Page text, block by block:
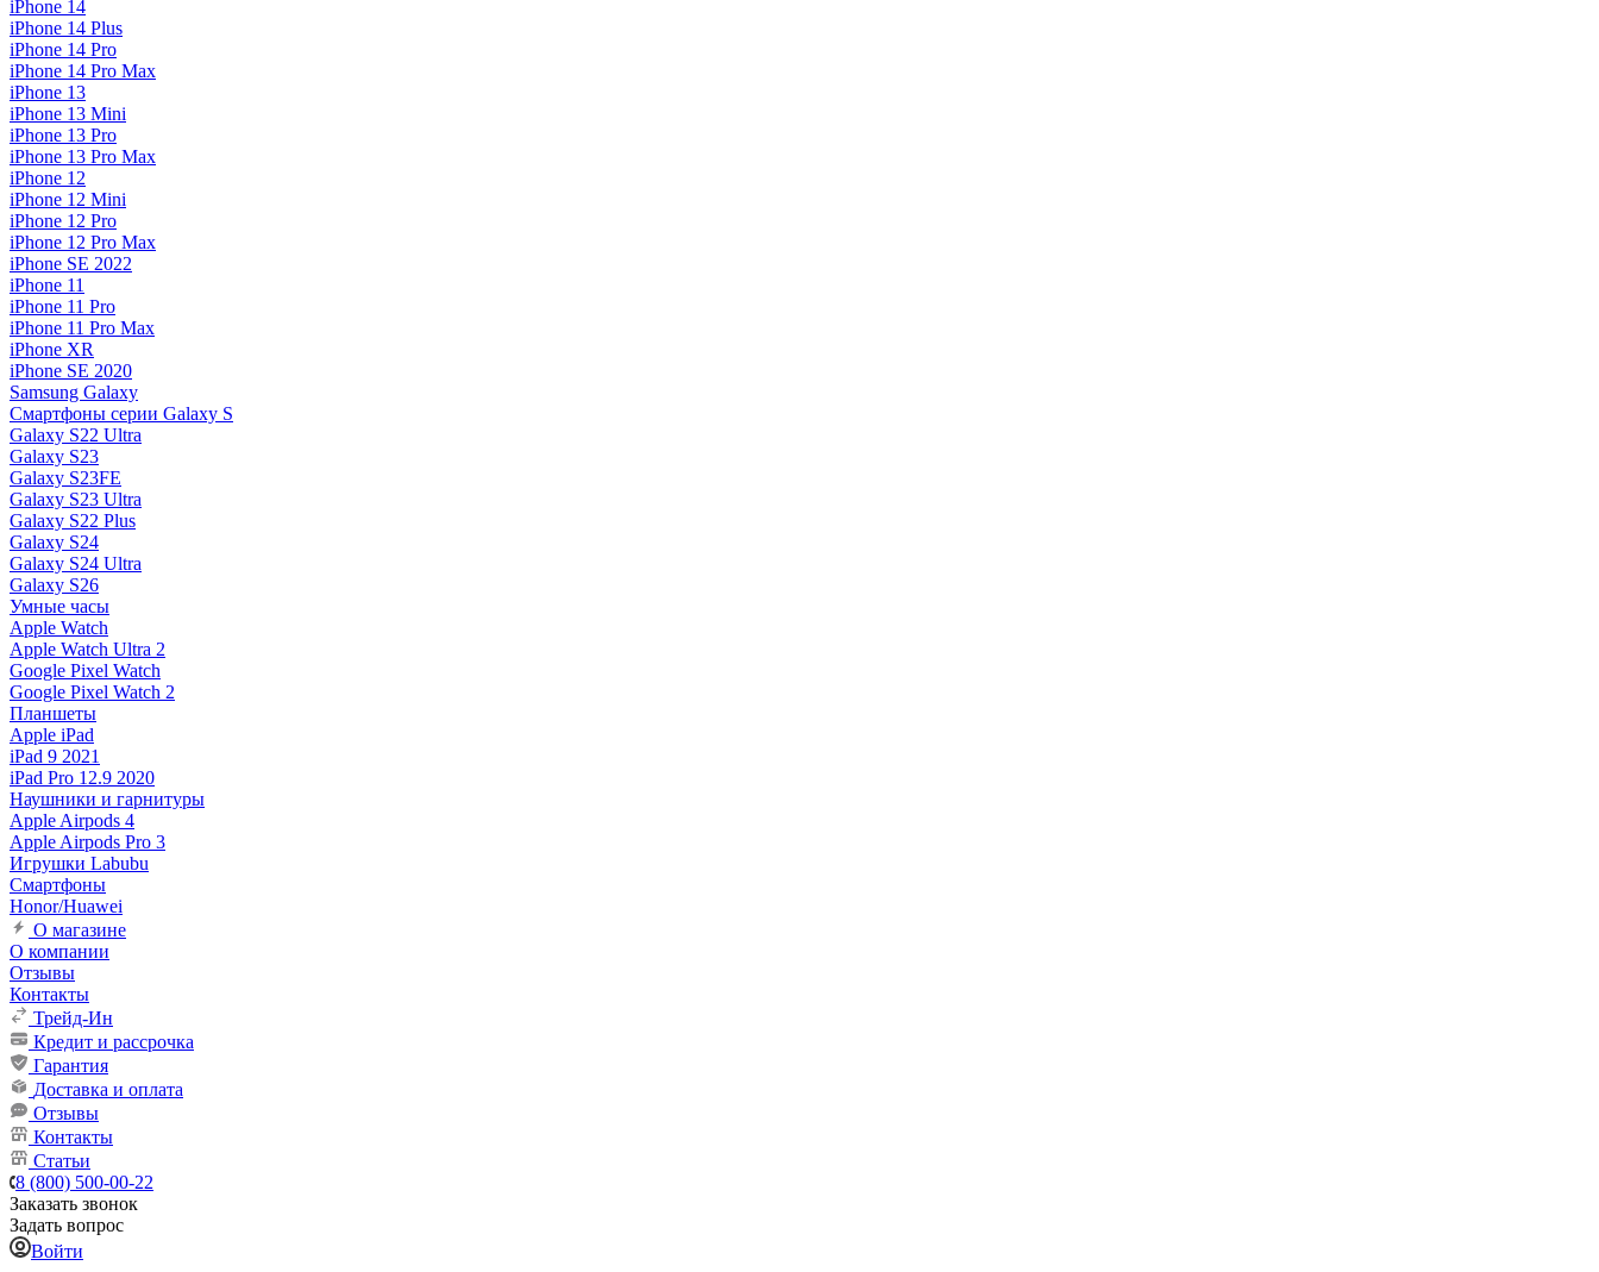
iPhone 14
iPhone 14 Plus
iPhone 14 Pro
iPhone 14 Pro Max
iPhone 13
iPhone 13 Mini
iPhone 13 Pro
iPhone 13 Pro Max
iPhone 12
iPhone 12 Mini
iPhone 12 Pro
iPhone 12 Pro Max
iPhone SE 2022
iPhone 11
iPhone 11 Pro
iPhone 11 Pro Max
iPhone XR
iPhone SE 2020
Samsung Galaxy
Смартфоны серии Galaxy S
Galaxy S22 Ultra
Galaxy S23
Galaxy S23FE
Galaxy S23 Ultra
Galaxy S22 Plus
Galaxy S24
Galaxy S24 Ultra
Galaxy S26
Умные часы
Apple Watch
Apple Watch Ultra 2
Google Pixel Watch
Google Pixel Watch 2
Планшеты
Apple iPad
iPad 9 2021
iPad Pro 12.9 2020
Наушники и гарнитуры
Apple Airpods 4
Apple Airpods Pro 3
Игрушки Labubu
Смартфоны
Honor/Huawei
О магазине
О компании
Отзывы
Контакты
Трейд-Ин
Кредит и рассрочка
Гарантия
Доставка и оплата
Отзывы
Контакты
Статьи
8 (800) 500-00-22
Заказать звонок
Задать вопрос
Войти